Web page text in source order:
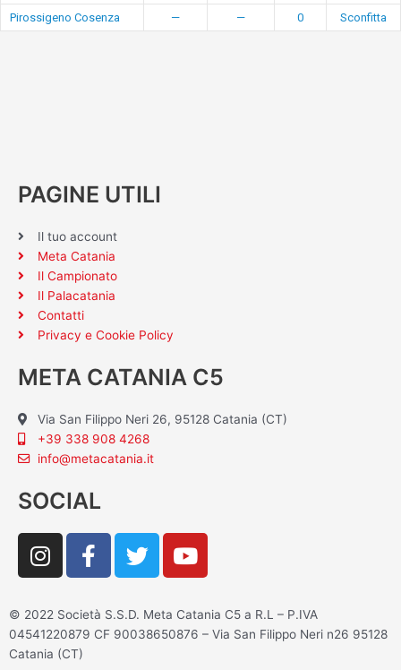
Pirossigeno Cosenza
— — 0 Sconfitta
PAGINE UTILI
Il tuo account
Meta Catania
Il Campionato
Il Palacatania
Contatti
Privacy e Cookie Policy
META CATANIA C5
Via San Filippo Neri 26, 95128 Catania (CT)
+39 338 908 4268
info@metacatania.it
SOCIAL
I
n
t
a
g
F
a
e
b
T
w
t
t
Y
o
t
u
© 2022 Società S.S.D. Meta Catania C5 a R.L – P.IVA
04541220879 CF 90038650876 – Via San Filippo Neri n26 95128
Catania (CT)